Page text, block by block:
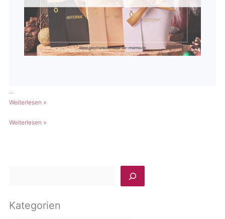
…
Weihnachtsgeschenke
ätherischen
Weiterlesen »
Weihnachtsgeschenke
Weiterlesen »
h
Kategorien